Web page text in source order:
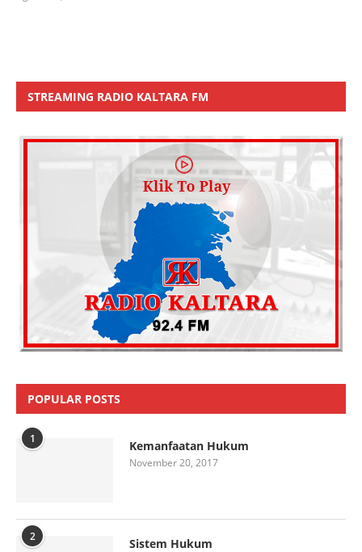
STREAMING RADIO KALTARA FM
POPULAR POSTS
1 Kemanfaatan Hukum
November 20, 2017
2 Sistem Hukum